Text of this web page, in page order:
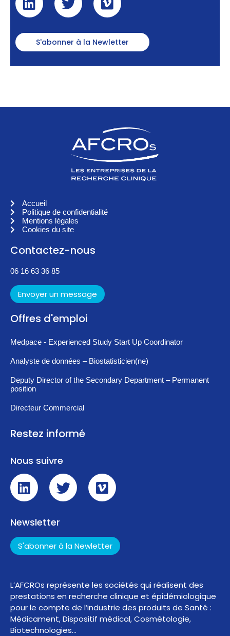
S'abonner à la Newletter
Accueil
Politique de confidentialité
Mentions légales
Cookies du site
Contactez-nous
06 16 63 36 85
Envoyer un message
Offres d'emploi
Medpace - Experienced Study Start Up Coordinator
Analyste de données – Biostatisticien(ne)
Deputy Director of the Secondary Department – Permanent
position
Directeur Commercial
Restez informé
Nous suivre
Newsletter
S'abonner à la Newletter
L’AFCROs représente les sociétés qui réalisent des
prestations en recherche clinique et épidémiologique
pour le compte de l’industrie des produits de Santé :
Médicament, Dispositif médical, Cosmétologie,
Biotechnologies…